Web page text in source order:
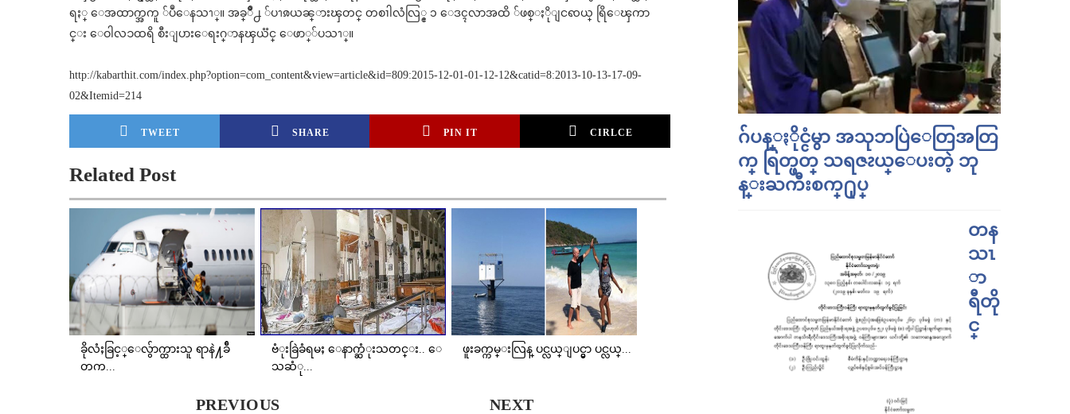
ရႏ္ ေအထာက္အကူ ်ပဳေနသၫ္။ အခ္ိဳ႕ ်ပၫၷယၼ္ားၾတင္ တစၢါလံလြ္င္ ၁ ေဒၚလာအထိ ်ဖစ္ႏိုျငၹယ္ ရြိေၾကာ
င္း ေဝါလၥထရိ စီးျပားေရးဂ္ာနၾယၱင္ ေဖာ္်ပသၫ္။
http://kabarthit.com/index.php?option=com_content&view=article&id=809:2015-12-01-01-12-12&catid=8:2013-10-13-17-09-
02&Itemid=214
TWEET SHARE PIN IT CIRLCE
Related Post
ခိုလံႈခြင့္ေလွ်ာက္ထားသူ ရာနဲ႔ခ်ီ
တက...
ဗံုးခြဲခံရမႈ ေနာက္ဆံုးသတင္း.. ေ
သဆံု...
ဖူးခက္ကမ္းလြန္ ပင္လယ္ျပင္မွာ ပင္လယ္...
NEXT
PREVIOUS
ဂ်ပန္ႏိုင္ငံမွာ အသုဘပြဲေတြအတြ
က္ ရြတ္ဖတ္ သရဇၩယ္ေပးတဲ့ ဘု
န္းႀကီးစက္႐ုပ္
တန
သၤ
ာ
ရီတို
င္